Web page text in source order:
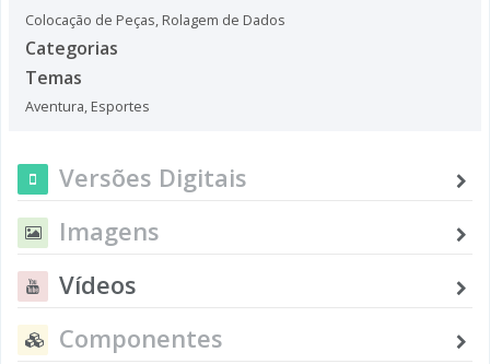
Colocação de Peças, Rolagem de Dados
Categorias
Temas
Aventura, Esportes
Versões Digitais
Imagens
Vídeos
Componentes